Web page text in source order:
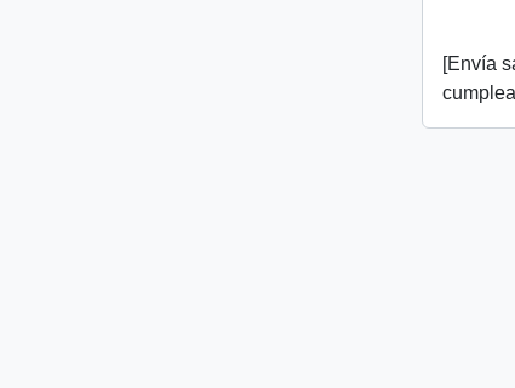
[Envía